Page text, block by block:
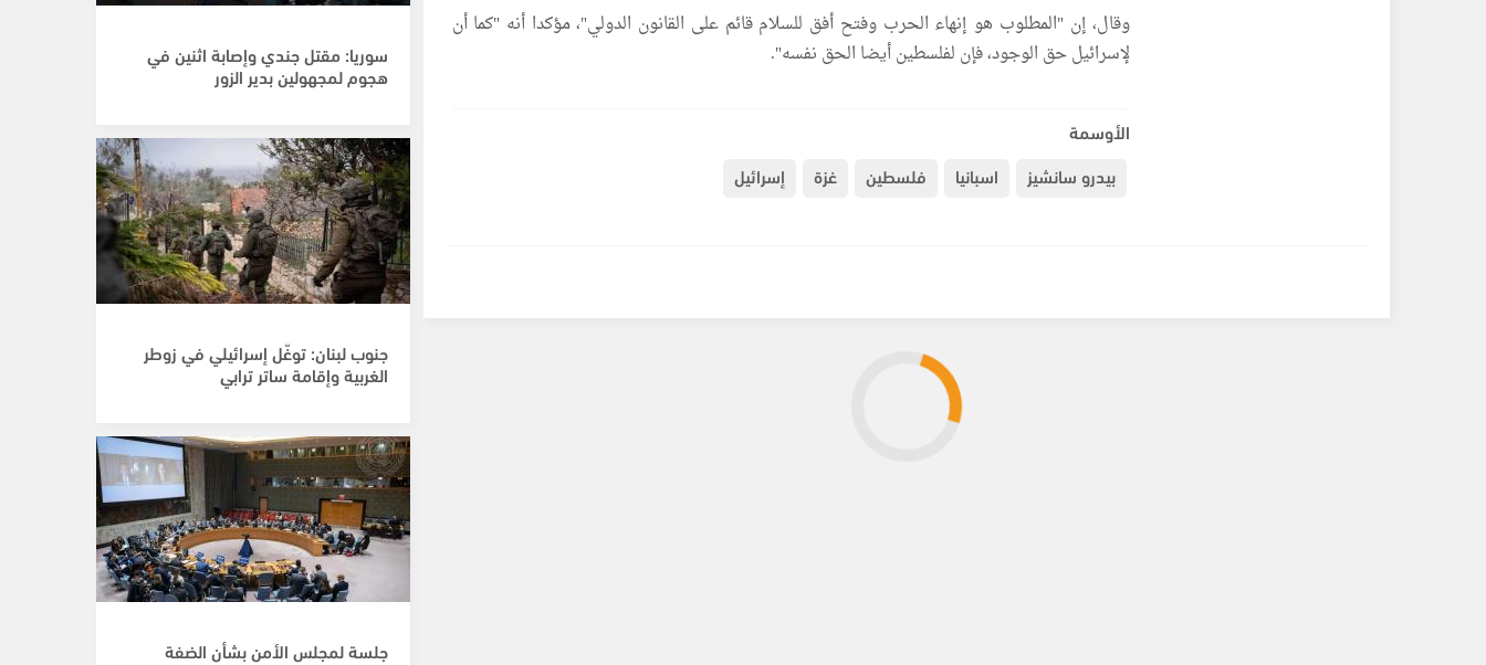
وقال، إن "المطلوب هو إنهاء الحرب وفتح أفق للسلام قائم على القانون الدولي"، مؤكدا أنه "كما أن
لإسرائيل حق الوجود، فإن لفلسطين أيضا الحق نفسه".
الأوسمة
بيدرو سانشيز
اسبانيا فلسطين غزة إسرائيل
سوريا: مقتل جندي وإصابة اثنين في
هجوم لمجهولين بدير الزور
جنوب لبنان: توغّل إسرائيلي في زوطر
الغربية وإقامة ساتر ترابي
جلسة لمجلس الأمن بشأن الضفة